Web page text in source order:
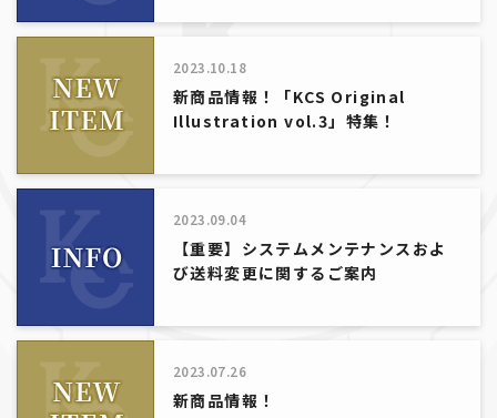
2023.10.18
新商品情報！「KCS Original
Illustration vol.3」特集！
2023.09.04
【重要】システムメンテナンスおよ
び送料変更に関するご案内
2023.07.26
新商品情報！